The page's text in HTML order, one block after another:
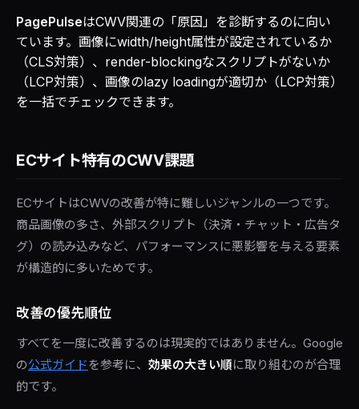
PagePulseはCWV関連の「原因」を診断するのに向い
ています。画像にwidth/height属性が設定されているか
（CLS対策）、render-blockingなスクリプトがないか
（LCP対策）、画像のlazy loadingが適切か（LCP対策）
を一括でチェックできます。
ECサイト特有のCWV課題
ECサイトはCWVの改善が特に難しいジャンルの一つです。
商品画像の多さ、外部スクリプト（決済・チャット・広告タ
グ）の読み込みなど、パフォーマンスに悪影響を与える要素
が構造的に多いためです。
改善の優先順位
すべてを一度に改善するのは現実的ではありません。Google
の公式ガイドを参考に、 効果の大きい順に取り組むのが合理
的です。